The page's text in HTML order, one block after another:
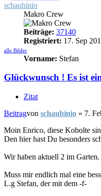
schaubinio
Makro Crew
Beiträge: 37140
Registriert: 17. Sep
alle Bilder
Vorname: Stefan
Glückwunsch ! Es ist
Zitat
Beitragvon schaubinio » 7.
Moin Enrico, diese Kobolte
Den hier hast Du besonders
Wir haben aktuell 2 im Garten.
Muss mir endlich mal eine
L.g Stefan, der mit dem -f-